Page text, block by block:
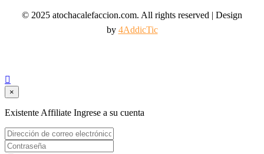
© 2025 atochacalefaccion.com. All rights reserved | Design
by 4AddicTic

×
Existente Affiliate Ingrese a su cuenta